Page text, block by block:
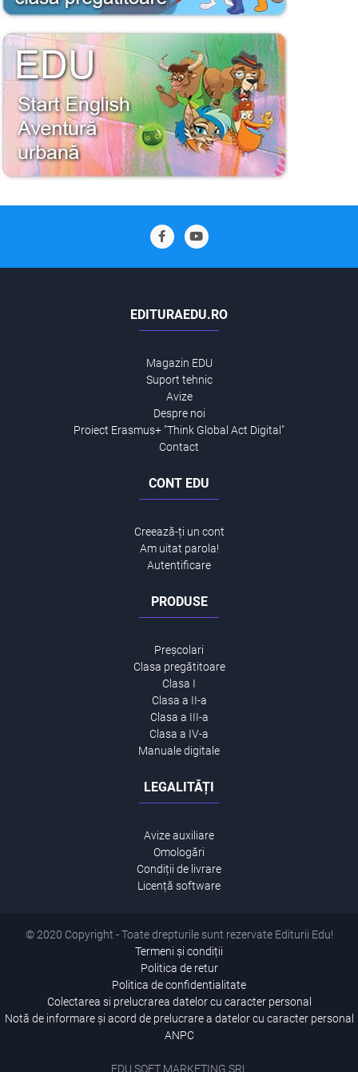
EDITURAEDU.RO
Magazin EDU
Suport tehnic
Avize
Despre noi
Proiect Erasmus+ "Think Global Act Digital"
Contact
CONT EDU
Creează-ți un cont
Am uitat parola!
Autentificare
PRODUSE
Preșcolari
Clasa pregătitoare
Clasa I
Clasa a II-a
Clasa a III-a
Clasa a IV-a
Manuale digitale
LEGALITĂȚI
Avize auxiliare
Omologări
Condiții de livrare
Licență software
© 2020 Copyright - Toate drepturile sunt rezervate Editurii Edu!
Termeni și condiții
Politica de retur
Politica de confidentialitate
Colectarea si prelucrarea datelor cu caracter personal
Notă de informare și acord de prelucrare a datelor cu caracter personal
ANPC